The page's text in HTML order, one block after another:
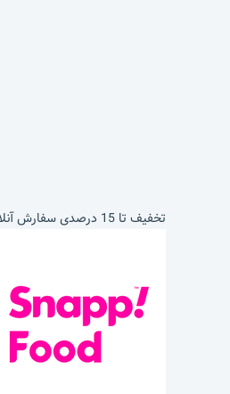
تخفیف تا 15 درصدی سفارش آنلاین شیرینی روز مادر از اسنپ فود